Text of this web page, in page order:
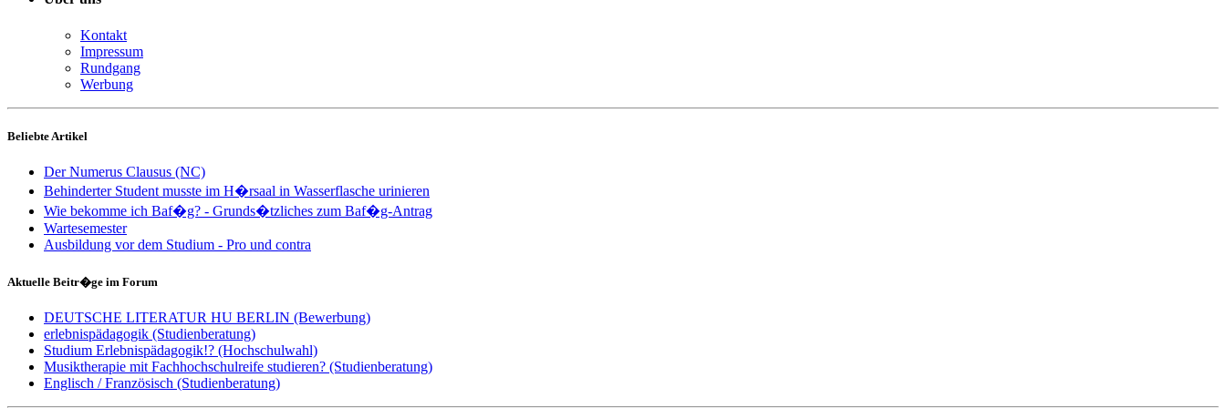
Kontakt
Impressum
Rundgang
Werbung
Beliebte Artikel
Der Numerus Clausus (NC)
Behinderter Student musste im H�rsaal in Wasserflasche urinieren
Wie bekomme ich Baf�g? - Grunds�tzliches zum Baf�g-Antrag
Wartesemester
Ausbildung vor dem Studium - Pro und contra
Aktuelle Beitr�ge im Forum
DEUTSCHE LITERATUR HU BERLIN (Bewerbung)
erlebnispädagogik (Studienberatung)
Studium Erlebnispädagogik!? (Hochschulwahl)
Musiktherapie mit Fachhochschulreife studieren? (Studienberatung)
Englisch / Französisch (Studienberatung)